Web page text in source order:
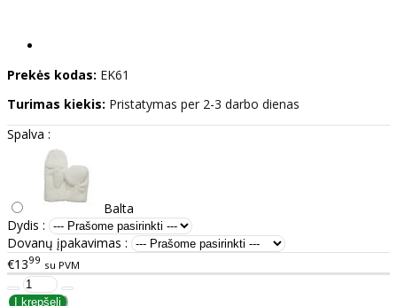
Prekės kodas: EK61
Turimas kiekis: Pristatymas per 2-3 darbo dienas
Spalva :
Balta
Dydis :
Dovanų įpakavimas :
€1399 su PVM